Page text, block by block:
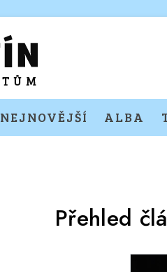
NEJNOVĚJŠÍ ALBA
Přehled